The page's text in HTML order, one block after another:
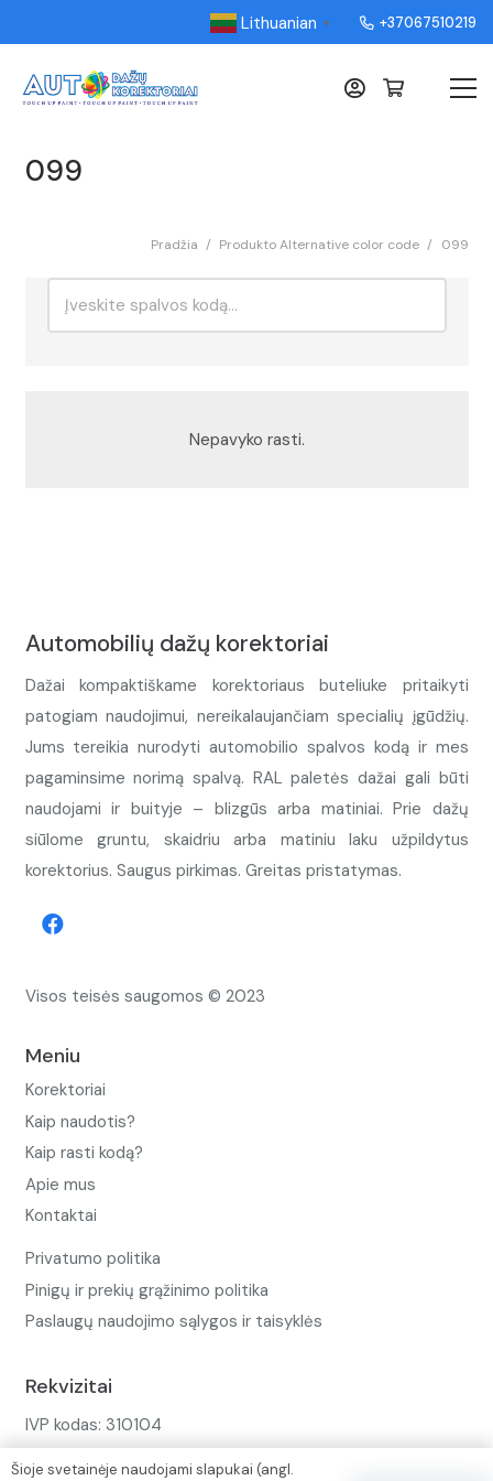
Lithuanian ▼ +37067510219
099
Pradžia / Produkto Alternative color code / 099
Nepavyko rasti.
Automobilių dažų korektoriai
Dažai kompaktiškame korektoriaus buteliuke pritaikyti
patogiam naudojimui, nereikalaujančiam specialių įgūdžių.
Jums tereikia nurodyti automobilio spalvos kodą ir mes
pagaminsime norimą spalvą. RAL paletės dažai gali būti
naudojami ir buityje – blizgūs arba matiniai. Prie dažų
siūlome gruntu, skaidriu arba matiniu laku užpildytus
korektorius. Saugus pirkimas. Greitas pristatymas.
Visos teisės saugomos © 2023
Meniu
Korektoriai
Kaip naudotis?
Kaip rasti kodą?
Apie mus
Kontaktai
Privatumo politika
Pinigų ir prekių grąžinimo politika
Paslaugų naudojimo sąlygos ir taisyklės
Rekvizitai
IVP kodas: 310104
Šioje svetainėje naudojami slapukai (angl.